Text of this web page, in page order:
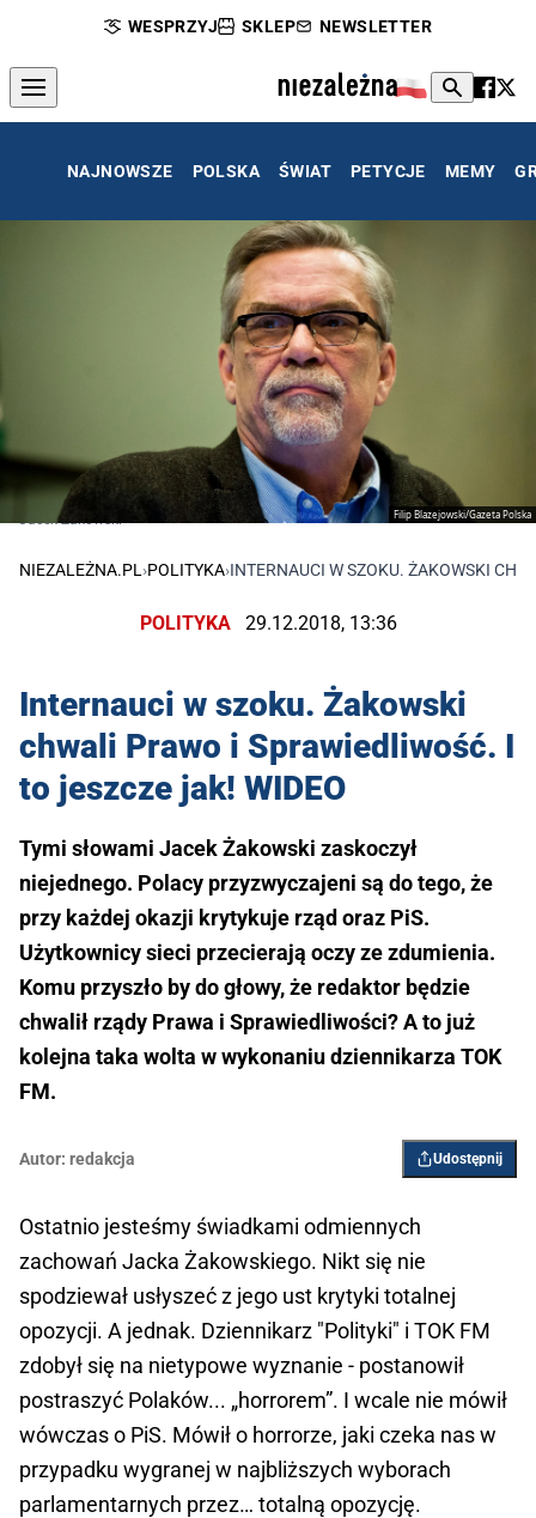
WESPRZYJ SKLEP NEWSLETTER
NAJNOWSZE POLSKA ŚWIAT PETYCJE MEMY
Filip Blazejowski/Gazeta Polska
Jacek Żakowski
NIEZALEŻNA.PL›POLITYKA›INTERNAUCI W SZOKU. ŻAKOWSKI
POLITYKA 29.12.2018, 13:36
Internauci w szoku. Żakowski
chwali Prawo i Sprawiedliwość. I
to jeszcze jak! WIDEO
Tymi słowami Jacek Żakowski zaskoczył
niejednego. Polacy przyzwyczajeni są do tego, że
przy każdej okazji krytykuje rząd oraz PiS.
Użytkownicy sieci przecierają oczy ze zdumienia.
Komu przyszło by do głowy, że redaktor będzie
chwalił rządy Prawa i Sprawiedliwości? A to już
kolejna taka wolta w wykonaniu dziennikarza TOK
FM.
Autor: redakcja Udostępnij
Ostatnio jesteśmy świadkami odmiennych
zachowań Jacka Żakowskiego. Nikt się nie
spodziewał usłyszeć z jego ust krytyki totalnej
opozycji. A jednak. Dziennikarz "Polityki" i TOK FM
zdobył się na nietypowe wyznanie - postanowił
postraszyć Polaków... „horrorem”. I wcale nie mówił
wówczas o PiS. Mówił o horrorze, jaki czeka nas w
przypadku wygranej w najbliższych wyborach
parlamentarnych przez… totalną opozycję.